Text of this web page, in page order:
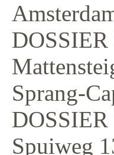
DOSSIER
Sprang-
Spuiweg